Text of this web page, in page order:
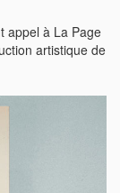
appel à La Page
artistique de